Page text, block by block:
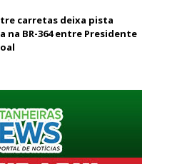
carretas deixa pista
na BR-364 entre Presidente